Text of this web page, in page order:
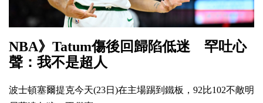
NBA》Tatum傷後回歸陷低迷 罕吐心
聲：我不是超人
波士頓塞爾提克今天(23日)在主場踢到鐵板，92比102不敵明